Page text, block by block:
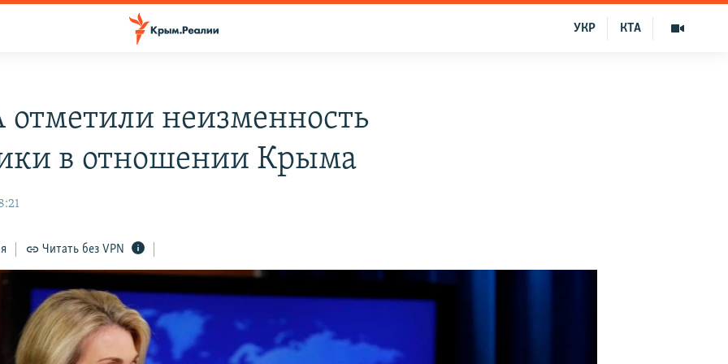
КТА
УКР
неизменность
в отношении Крыма
Читать без VPN